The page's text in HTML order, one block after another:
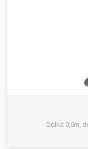
Délka 0,6m,